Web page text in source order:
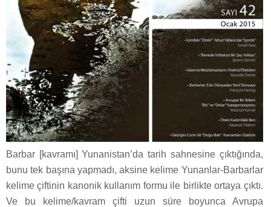
Barbar [kavramı] Yunanistan’da tarih sahnesine çıktığında,
bunu tek başına yapmadı, aksine kelime Yunanlar-Barbarlar
kelime çiftinin kanonik kullanım formu ile birlikte ortaya çıktı.
Ve bu kelime/kavram çifti uzun süre boyunca Avrupa